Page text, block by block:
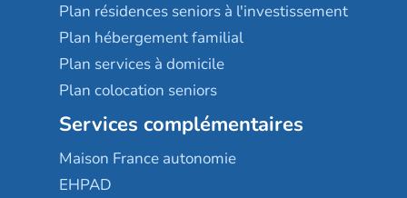
Plan résidences seniors à l'investissement
Plan hébergement familial
Plan services à domicile
Plan colocation seniors
Services complémentaires
Maison France autonomie
EHPAD